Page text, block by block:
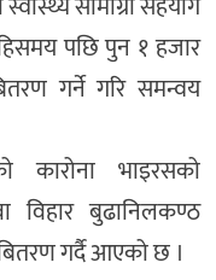
पछि पुन १ हजार
गर्ने गरि समन्वय
कारोना भाइरसको
विहार बुढानिलकण्ठ
गर्दै आएको छ ।